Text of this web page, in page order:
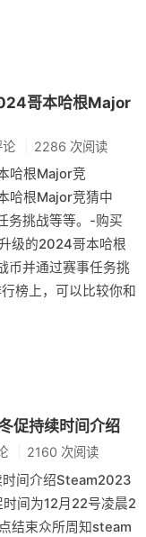
哥本哈根Major
论 2286 次阅读
哈根Major竞
哈根Major竞猜中
务挑战等等。-购买
级的2024哥本哈根
币并通过赛事任务挑
榜上，可以比较你和
促持续时间介绍
2160 次阅读
间介绍Steam2023
间为12月22号凌晨2
结束众所周知steam